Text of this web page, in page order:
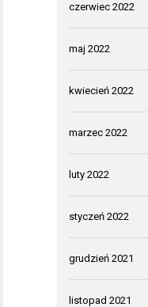
czerwiec 2022
maj 2022
kwiecień 2022
marzec 2022
luty 2022
styczeń 2022
grudzień 2021
listopad 2021